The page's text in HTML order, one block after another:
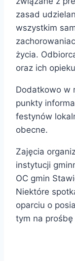
zasad
wszystkim
życia.
oraz ich
Dodatkowo w
punkty
festynów
obecne.
Zajęcia
instytucji
OC gmin
Niektóre
oparciu o
tym na